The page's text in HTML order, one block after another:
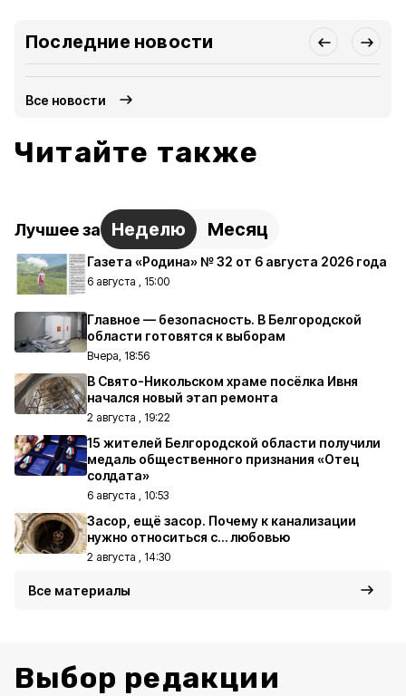
Последние новости
Все новости
Читайте также
Лучшее за Неделю Месяц
Газета «Родина» № 32 от 6 августа 2026 года
6 августа , 15:00
Главное — безопасность. В Белгородской
области готовятся к выборам
Вчера, 18:56
В Свято-Никольском храме посёлка Ивня
начался новый этап ремонта
2 августа , 19:22
15 жителей Белгородской области получили
медаль общественного признания «Отец
солдата»
6 августа , 10:53
Засор, ещё засор. Почему к канализации
нужно относиться с… любовью
2 августа , 14:30
Все материалы
Выбор редакции